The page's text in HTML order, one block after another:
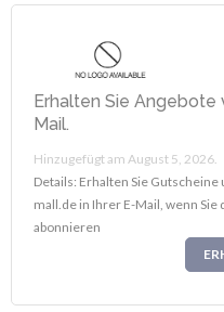
Erhalten Sie
Mail.
Hinzugefügt am August 5, 2026.
Details: Erhalten Sie
mall.de in Ihrer E-Mail, wenn
abonnieren